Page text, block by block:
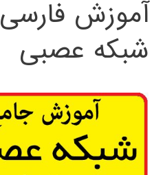
آموزش فارسی
شبکه عصبی